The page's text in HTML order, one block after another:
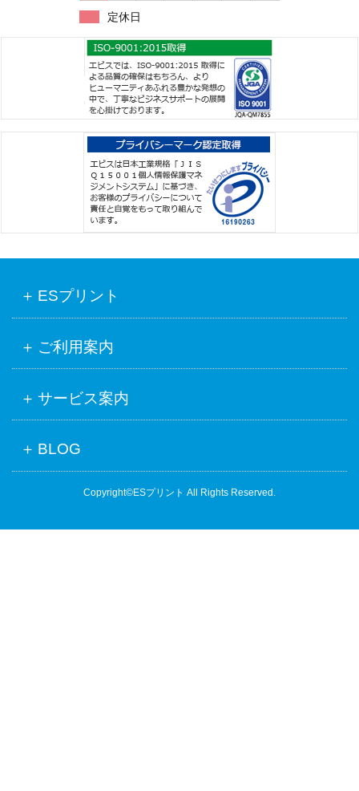
定休日
ESプリント
ご利用案内
サービス案内
BLOG
Copyright©ESプリント All Rights Reserved.